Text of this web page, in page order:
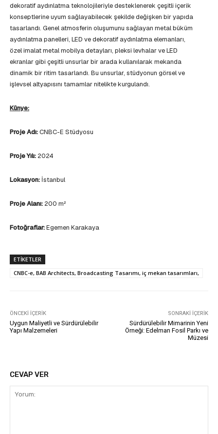
dekoratif aydınlatma teknolojileriyle desteklenerek çeşitli içerik
konseptlerine uyum sağlayabilecek şekilde değişken bir yapıda
tasarlandı. Genel atmosferin oluşumunu sağlayan metal büküm
aydınlatma panelleri, LED ve dekoratif aydınlatma elemanları,
özel imalat metal mobilya detayları, pleksi levhalar ve LED
ekranlar gibi çeşitli unsurlar bir arada kullanılarak mekanda
dinamik bir ritim tasarlandı. Bu unsurlar, stüdyonun görsel ve
işlevsel altyapısını tamamlar nitelikte kurgulandı.
Künye:
Proje Adı:CNBC-E Stüdyosu
Proje Yılı: 2024
Lokasyon: İstanbul
Proje Alanı: 200 m²
Fotoğraflar:Egemen Karakaya
ETIKETLER
CNBC-e, BAB Architects, Broadcasting Tasarımı, iç mekan tasarımları,
ÖNCEKI İÇERIK
Uygun Maliyetli ve Sürdürülebilir
Yapı Malzemeleri
SONRAKI İÇERIK
Sürdürülebilir Mimarinin Yeni
Örneği: Edelman Fosil Parkı ve
Müzesi
CEVAP VER